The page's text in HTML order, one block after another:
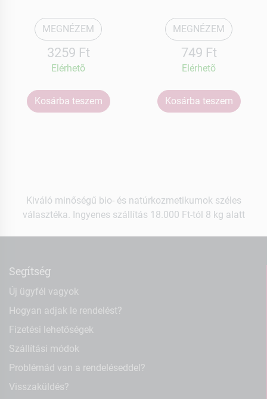
MEGNÉZEM
3259 Ft
Elérhetõ
Kosárba teszem
MEGNÉZEM
749 Ft
Elérhetõ
Kosárba teszem
Kiváló minőségű bio- és natúrkozmetikumok széles
választéka. Ingyenes szállítás 18.000 Ft-tól 8 kg alatt
Segítség
Új ügyfél vagyok
Hogyan adjak le rendelést?
Fizetési lehetőségek
Szállítási módok
Problémád van a rendeléseddel?
Visszaküldés?